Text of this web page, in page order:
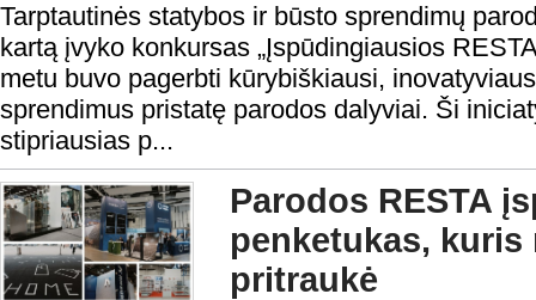
Tarptautinės statybos ir būsto sprendimų
kartą įvyko konkursas „Įspūdingiausios
metu buvo pagerbti kūrybiškiausi,
sprendimus pristatę parodos dalyviai. Ši
stipriausias p...
Parodos RESTA
penketukas,
pritraukė